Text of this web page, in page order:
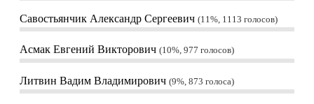
Савостьянчик Александр Сергеевич 11%, 1113 голосов
Асмак Евгений Викторович 10%, 977 голосов
Литвин Вадим Владимирович 9%, 873 голоса